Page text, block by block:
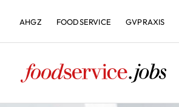
AHGZ FOODSERVICE GVPRAXIS